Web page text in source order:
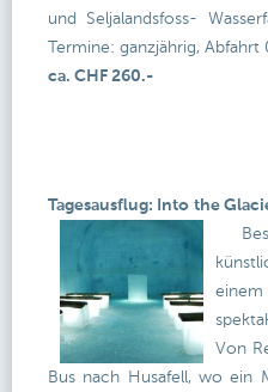
und Seljalandsfoss-
Termine: ganzjährig,
ca. CHF 260.-
Tagesausflug: Into the
Von
Bus nach Husafell, wo ein